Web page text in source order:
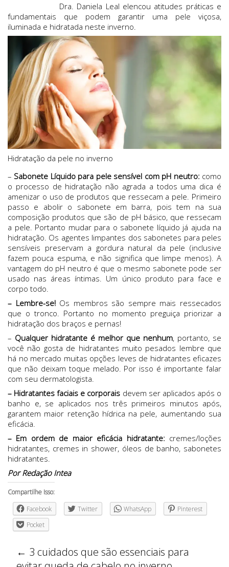
Dra. Daniela Leal elencou atitudes práticas e
fundamentais que podem garantir uma pele viçosa,
iluminada e hidratada neste inverno.
Hidratação da pele no inverno
– Sabonete Líquido para pele sensível com pH neutro: como
o processo de hidratação não agrada a todos uma dica é
amenizar o uso de produtos que ressecam a pele. Primeiro
passo e abolir o sabonete em barra, pois tem na sua
composição produtos que são de pH básico, que ressecam
a pele. Portanto mudar para o sabonete líquido já ajuda na
hidratação. Os agentes limpantes dos sabonetes para peles
sensíveis preservam a gordura natural da pele (inclusive
fazem pouca espuma, e não significa que limpe menos). A
vantagem do pH neutro é que o mesmo sabonete pode ser
usado nas áreas íntimas. Um único produto para face e
corpo todo.
– Lembre-se!Os membros são sempre mais ressecados
que o tronco. Portanto no momento preguiça priorizar a
hidratação dos braços e pernas!
– Qualquer hidratante é melhor que nenhum, portanto, se
você não gosta de hidratantes muito pesados lembre que
há no mercado muitas opções leves de hidratantes eficazes
que não deixam toque melado. Por isso é importante falar
com seu dermatologista.
– Hidratantes faciais e corporais devem ser aplicados após o
banho e, se aplicados nos três primeiros minutos após,
garantem maior retenção hídrica na pele, aumentando sua
eficácia.
– Em ordem de maior eficácia hidratante: cremes/loções
hidratantes, cremes in shower, óleos de banho, sabonetes
hidratantes.
Por Redação Intea
Compartilhe Isso:
Facebook
Twitter WhatsApp
Pinterest
Pocket
← 3 cuidados que são essenciais para